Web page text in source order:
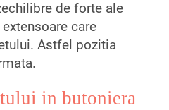
de forte ale
care
Astfel pozitia
in butoniera